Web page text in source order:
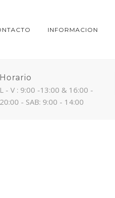
INFORMACION
Horario
L - V : 9:00 -13:00 & 16:00 -
20:00 - SAB: 9:00 - 14:00